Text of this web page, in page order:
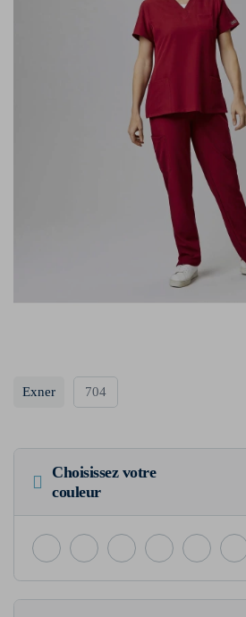
Exner 704
Choisissez votre
couleur